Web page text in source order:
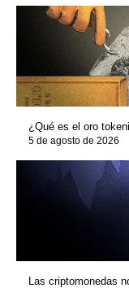
¿Qué es el oro
5 de agosto de 2026
Las criptomonedas